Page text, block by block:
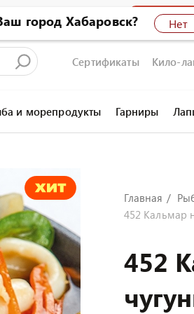
Сертификаты Кило-
и морепродукты Гарниры
Главная
452 Кальмар
452
город Хабаровск? Нет